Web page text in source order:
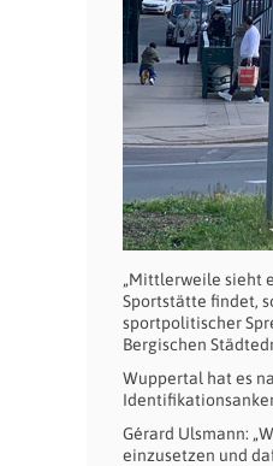
„Mittlerweile sieht
Sportstätte findet,
sportpolitischer
Bergischen
Wuppertal hat es
Gérard Ulsmann:
einzusetzen und